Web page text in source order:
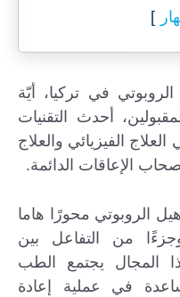
في تركيا، أيّة
أحدث التقنيات
الفيزيائي والعلاج
الإعاقات الدائمة.
الروبوتي محورًا هاما
من التفاعل بين
المجال يجتمع الطب
في عملية إعادة